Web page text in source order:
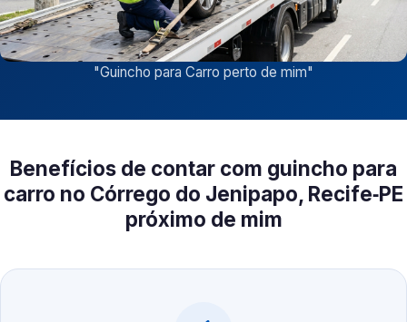
"Guincho para Carro perto de mim"
Benefícios de contar com guincho para
carro no Córrego do Jenipapo, Recife‑PE
próximo de mim